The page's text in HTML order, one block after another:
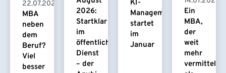
22.07.2026
MBA
neben
dem
Beruf?
Viel
besser
2026:
Startklar
im
öffentlichen
Dienst
– der
KI-
Management
startet
im
Januar
Ein
MBA,
der
weit
mehr
vermittelt